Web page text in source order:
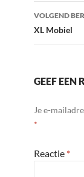
VOLGEND
XL Mobiel
GEEF EEN
Je e-
*
Reactie *